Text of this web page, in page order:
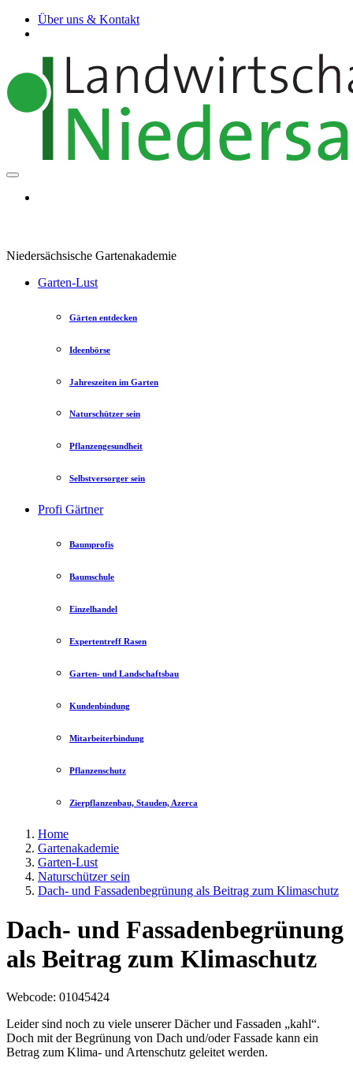
Über uns & Kontakt
Niedersächsische Gartenakademie
Garten-Lust
Gärten entdecken
Ideenbörse
Jahreszeiten im Garten
Naturschützer sein
Pflanzengesundheit
Selbstversorger sein
Profi Gärtner
Baumprofis
Baumschule
Einzelhandel
Expertentreff Rasen
Garten- und Landschaftsbau
Kundenbindung
Mitarbeiterbindung
Pflanzenschutz
Zierpflanzenbau, Stauden, Azerca
Home
Gartenakademie
Garten-Lust
Naturschützer sein
Dach- und Fassadenbegrünung als Beitrag zum Klimaschutz
Dach- und Fassadenbegrünung
als Beitrag zum Klimaschutz
Webcode: 01045424
Leider sind noch zu viele unserer Dächer und Fassaden „kahl“.
Doch mit der Begrünung von Dach und/oder Fassade kann ein
Betrag zum Klima- und Artenschutz geleitet werden.